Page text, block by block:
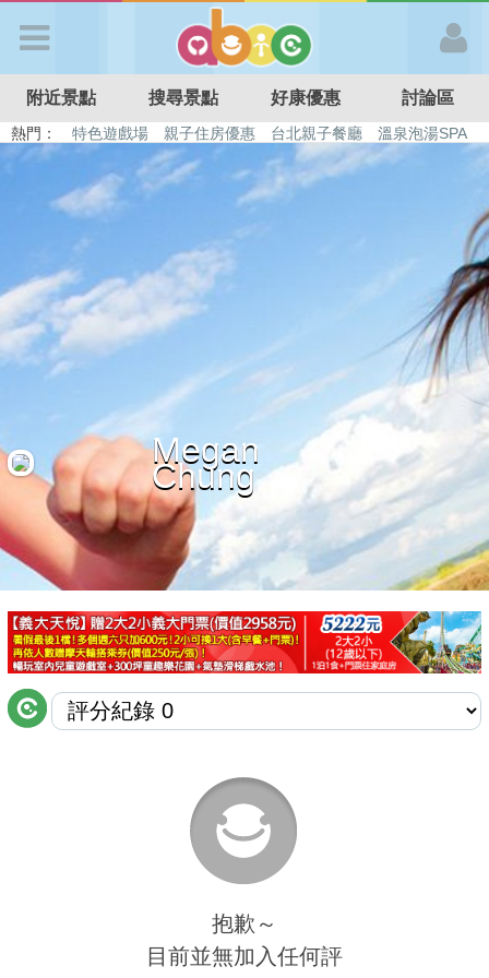
APP登入
首 頁
搜尋景點
好康優惠
最新留言
商家合作
推薦景點
討論區
聯絡我們
附近景點 搜尋景點 好康優惠 討論區
熱門： 特色遊戲場 親子住房優惠 台北親子餐廳
溫泉泡湯SPA
溜滑梯民宿
觀光工廠 日本親子景點
Megan
Chung
抱歉～
目前並無加入任何評